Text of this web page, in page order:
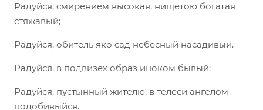
Радуйся, смирением высокая, нищетою богатая
стяжавый;
Радуйся, обитель яко сад небесный насадивый.
Радуйся, в подвизех образ иноком бывый;
Радуйся, пустынный жителю, в телеси ангелом
подобивыйся.